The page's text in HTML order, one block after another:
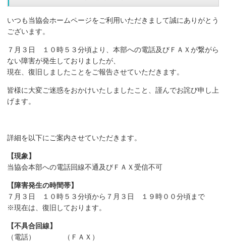
いつも当協会ホームページをご利用いただきまして誠にありがとう
ございます。
７月３日 １０時５３分頃より、本部への電話及びＦＡＸが繋がら
ない障害が発生しておりましたが、
現在、復旧しましたことをご報告させていただきます。
皆様に大変ご迷惑をおかけいたしましたこと、謹んでお詫び申し上
げます。
詳細を以下にご案内させていただきます。
【現象】
当協会本部への電話回線不通及びＦＡＸ受信不可
【障害発生の時間帯】
７月３日 １０時５３分頃から７月３日 １９時００分頃まで
※現在は、復旧しております。
【不具合回線】
（電話） （ＦＡＸ）